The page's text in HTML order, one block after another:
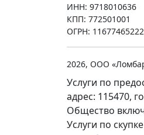
ИНН: 9718010636
КПП: 772501001
ОГРН:
2026, ООО
Услуги по
адрес: 115470,
Общество
Услуги по